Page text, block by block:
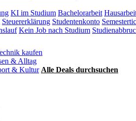
KI im Studium Bachelorarbeit
Steuererklärung Studentenkonto
Kein Job nach Studium
kaufen
& Alltag
& Kultur Alle Deals durchsuchen